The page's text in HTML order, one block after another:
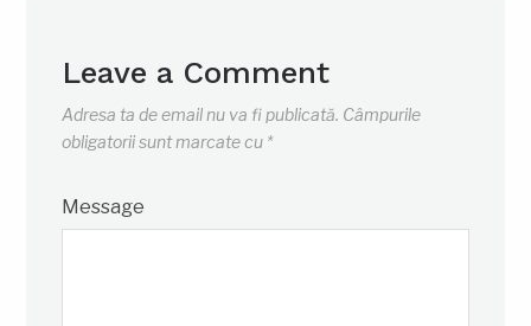
Leave a Comment
Adresa ta de email nu va fi publicată. Câmpurile
obligatorii sunt marcate cu *
Message